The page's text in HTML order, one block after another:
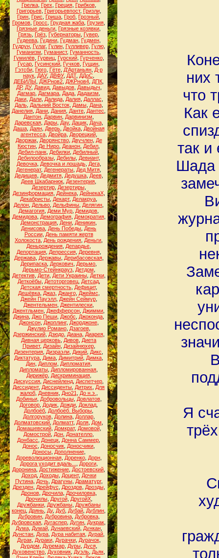
Грелка, Грех Греция, Грибков,
Григорьев, Григорьевпост, Гризли,
Грин Грис Гриша Гроб Грозный
Громов Гросс Грудная жаба Грузия
Грязные деньги Грязные козявки
Грязь Грёз Губернаторы Гувер
Гудеева, Гудини, Гудман, Гудмен,
Гудрун, Гулаг, Гулин, Гулливер, Гулю,
Гуманизм
Гуманист, Гуманность
Гумилёв, Гурвиц, Гурский, Гурченко,
Гусар Гусинский Гучков Гущин
Гэтсби, Гюго, Гёте, Д'Артаньян, Д-р
наук ДАУ, ДВФУ, ДДТ, ДДоС
ДЕБИЛЫ
ДЖРнов2 ДЖРнов4 ДПК
ДР, ДУ, Давид, Давыдов, Давыдыч
Дагмар Дагмара Дада Дадаизм
Даки, Дали, Далида, Далия, Даллас
Даль, Дальний Восток, Дамы, Дана,
Данелия Дани Дания Данте Дантес
Дантон Дарвин Дарвинизм
Даревская, Дары, Дау, Дацик, Дача,
Даша, Даян, Дверь, Двойка, Двойная
агентесса, Двойра, Дворецкий,
Дворжак, Дворянство, Двучлен, Де
Кюстин Де Ниро Деанон Дебил
Дебил-панк Дебилки Дебилный
Дебилообразы, Дебилы, Девиант,
Девочка, Девочка и лошадь, Дега,
Дегенерат, Дегенераты Дед Митя
Дедищев, Дедмитя, Дедушка, Деев,
Деев Шкабарнюк Дезентерия
Дезертир, Дезертиры,
Дезинформация, Дейнека, ДейнекаХ,
Декабристы Декарт, Делакруа
Делон Дельво Дельфины Делягин
Демагогия Деми Мур Демидов
Демидова, Демография, Демократия,
Демонстрация Дени Деникин
Денисова День Победы День
России, День памяти жертв
Холокоста День рождения Деньги
Деньрождения Депардье
Депортация, Депрессия, Деревня,
Держава, Державы, Дерибасовская,
Дерипаска Деркович Дерьмо
Дерьмо-Стейнкрауз, Детдом
Детектив, Дети, Дети Украины, Детки,
Деткоёбы, Детоторговец, Детсад,
Детская смертность, Дефицит,
Дешёвка, Джаз, Джанго, Джеймс
Джейн Пауэлл, Джейн Сеймур,
Джентельмен Джентилески
Джентльмен Джефферсон Джимми
Джина Джо Пеши Джобс Джоконда
Джонсон, Джоплинг, Джорджоне,
Джулио Романо, Дзагоев,
Дзержинский, Дзюдо, Диана, Диарея,
Дивная церковь Дивов Диета
Привет, Дизайн, Дизайнюхер,
Дизентерия Дизраэли Дикий Дикс
Диктатура Дима Димитрий Димка
Дин, Диплом Дипломатия,
Дипломаты Дипломированная
Дирижёр, Дискриминация,
Дискуссия Диснейленд Диспетчер
Диссидент, Диссиденты Дитрих
Для
жалоб, Дневник, Дно21 До н.э.
Добиньи, Добровольцы, Довлатов,
Договор Додик Дожди Доклад
Долбоёб Долбоёб. Выборы
Долгоруков, Долина, Доллар,
Долматовский Долматт, Доля Дом
Домашевский, Домкрат, Домовой,
Домострой Дон Донателло
Донбасс
Донецк Донна Саммер
Донос
Доносчик Доносчики
Доносы, Дополнение,
Дореволюционная, Доренко, Дорн,
Дорога уходит вдаль...
Дороги,
Доронина Достижение Достоевский
Доход, Доходы, Доцент, Дочки
Путина, Дочь, Драгуны, Драматург,
Дрезден, Дрейфус Дроздов, Дрозды,
Дронов, Дрочила, Дрочиловка,
Дрочилы, Другой, ДругойХ,
Дружбанки, Дружбаны, Дружбаны
конец Дрянь Ду, Дуб Дубай Дублин
Дубровин, Дубровина, Дубровка,
Дубровская Дугаспер Дугин Дукрак
Дума, Думай, Дунаевский, Дункан,
Дунстан Дура Дура набитая Дурай
Дурак, Дураки, Дурачки, Дурачок,
Дурдом
Дуремар, Дуры, Дуся,
Духовенство Духовник Дуэль Дьяк
них
что
Как
так
Шада
Я